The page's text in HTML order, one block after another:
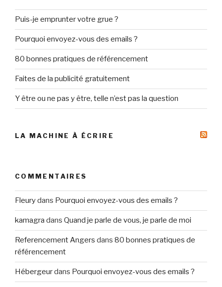
Puis-je emprunter votre grue ?
Pourquoi envoyez-vous des emails ?
80 bonnes pratiques de référencement
Faites de la publicité gratuitement
Y être ou ne pas y être, telle n’est pas la question
LA MACHINE À ÉCRIRE
COMMENTAIRES
Fleurydans Pourquoi envoyez-vous des emails ?
kamagra dans Quand je parle de vous, je parle de moi
Referencement Angers dans 80 bonnes pratiques de
référencement
Hébergeurdans Pourquoi envoyez-vous des emails ?